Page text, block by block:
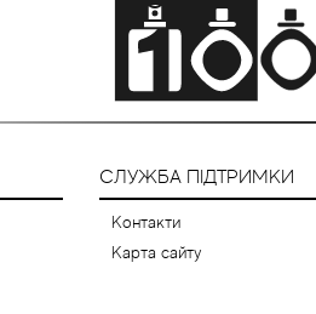
СЛУЖБА ПІДТРИМКИ
Контакти
Карта сайту